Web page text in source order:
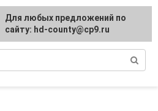
Для любых предложений по
сайту: hd-county@cp9.ru